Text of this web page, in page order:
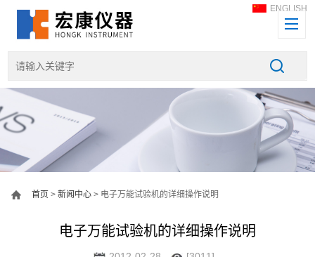
ENGLISH
首页 >新闻中心 > 电子万能试验机的详细操作说明
电子万能试验机的详细操作说明